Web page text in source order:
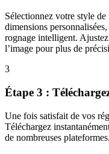
Sélectionnez votre style
dimensions
rognage intelligent.
l’image pour plus de
3
Étape 3 :
Une fois satisfait de vos
Téléchargez
de nombreuses plateformes.